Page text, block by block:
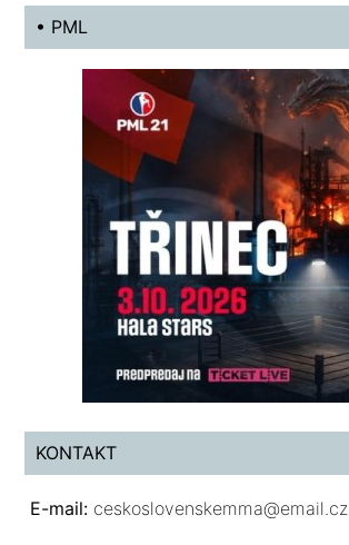
• PML
KONTAKT
E-mail: ceskoslovenskemma@email.cz